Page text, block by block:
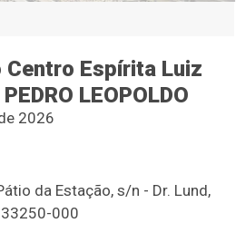
Centro Espírita Luiz
LEOPOLDO
2026
da Estação, s/n - Dr. Lund,
33250-000